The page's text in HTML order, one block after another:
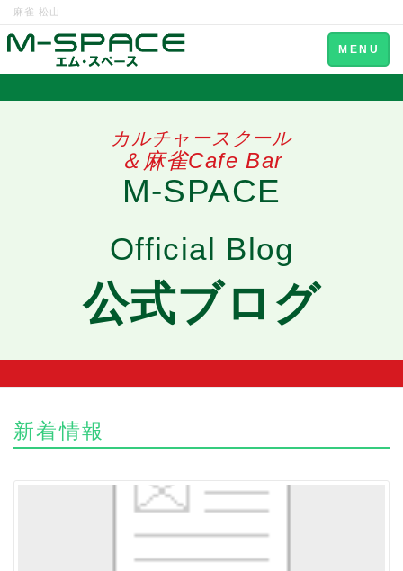
麻雀 松山
Toggle
navigation
MENU
カルチャースクール
＆麻雀Cafe Bar
M-SPACE
Official Blog
公式ブログ
新着情報